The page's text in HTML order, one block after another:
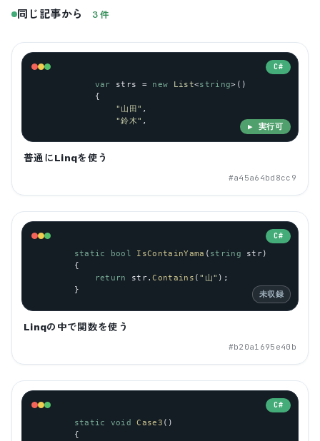
同じ記事から 3 件
C#
var strs = new List<string>()
            {
"山田" ,
"鈴木" ,
▶ 実行可
普通にLinqを使う
#a45a64bd8cc9
C#
static bool IsContainYama ( string str)
        {
return
str.Contains ( "山" );
        }
未収録
Linqの中で関数を使う
#b20a1695e40b
C#
static void Case3 ()
        {